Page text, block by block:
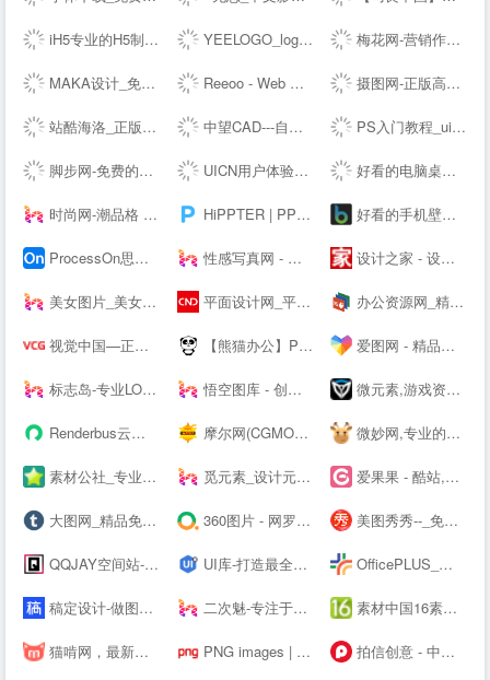
iH5专业的H5制作工具 YEELOGO_logo在线制作 梅花网-营销作品宝库
MAKA设计_免费H5页面制作,电子婚礼请帖制作,海量免费设计模板,电子邀请函模板,微信营销,h5制作,微场景和模板素材设计分享平台 Reeoo - Web Design Inspiration and Website Gallery 摄图网-正版高清图片免费下载_商用设计素材图库
站酷海洛_正版图片_视频_字体_音乐素材交易平台_站酷旗下品牌 中望CAD---自主研发的二三维CAD软件机械设计制图软件免费下载及初学入门教程 PS入门教程_ui设计教程_淘宝美工教程_电商设计_设计教程_设计素材_字体下载_设计先锋网
脚步网-免费的在线简历制作平台-3万套个人简历模板 UICN用户体验设计平台 好看的电脑桌面壁纸_高清壁纸下载-壁纸图片大全
时尚网-潮品格 新时尚 HiPPTER | PPT资源导航 | PPT模板图表等设计素材免费下载 好看的手机壁纸_高清手机壁纸图片_苹果手机壁纸下载－手机壁纸大全
ProcessOn思维导图、流程图-思维导图模板_思维导图软件免费下载_在线作图协作工具 性感写真网 - 专注优秀的美图资源分享 设计之家 - 设计交流互动平台 - 传播先进设计理念 推动原创设计发展
美女图片_美女壁纸_写真女神_极品尤物_宅男女神尽在—奇妙尤物网 平面设计网_平面设计作品欣赏-设计网 办公资源网_精品PPT模板下载网站_海量办公素材资源可供下载_动起办公
视觉中国—正版高清图片、视频、音乐、字体下载—商业图片下载网站 【熊猫办公】PPT模板，创意设计素材 高效办公在熊猫 爱图网 - 精品设计图片素材aiimg.com
标志岛-专业LOGO素材下载平台 悟空图库 - 创意设计素材，PPT模板，Word模板，高效办公尽在悟空 微元素,游戏资源下载,游戏原画,手机游戏资源,游戏开发资源 - Element3ds.com!
Renderbus云渲染农场-海量机器云渲染平台,高效3D云渲染服务 摩尔网(CGMOL),3D模型免费共享,--交易平台,设计师互动平台,分享改变未来 微妙网,专业的动画师、特效师、CG模型设计师网站！ - wmiao.com
素材公社_专业设计素材网_高清图片网站 觅元素_设计元素的免费下载网站_免抠素材51yuansu.com 爱果果 - 酷站,H5,UI,网页模板、素材免费下载,案例欣赏
大图网_精品免费素材共享平台www.daimg.com 360图片 - 网罗天下美图 美图秀秀--_免费在线P图抠图拼图_证件照制作
QQJAY空间站-分享QQ网名 个性签名 QQ分组 日志 QQ头像 空间素材 QQ空间 皮肤等内容 UI库-打造最全的UI素材库 OfficePLUS_微软官方Office模板服务平台_ppt模板_会员免费_工作总结_求职简历
稿定设计-做图做视频必备_在线设计神器_海量版权素材模板 二次魅-专注于分享国内外高清精品二次元电脑手机图片壁纸 素材中国16素材网 - 素材中国16素材网
猫啃网，最新最全的可免费商用中文字体下载网站！喵啃~ PNG images | 100 000+ Free PNG images 拍信创意 - 中国领先的创意内容素材平台 素材网 素材库 高清图片视频源文件下载